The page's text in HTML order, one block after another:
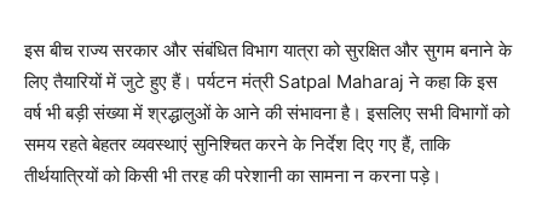
इस बीच राज्य सरकार और संबंधित विभाग यात्रा को सुरक्षित और सुगम बनाने के
लिए तैयारियों में जुटे हुए हैं। पर्यटन मंत्री Satpal Maharaj ने कहा कि इस
वर्ष भी बड़ी संख्या में श्रद्धालुओं के आने की संभावना है। इसलिए सभी विभागों को
समय रहते बेहतर व्यवस्थाएं सुनिश्चित करने के निर्देश दिए गए हैं, ताकि
तीर्थयात्रियों को किसी भी तरह की परेशानी का सामना न करना पड़े।